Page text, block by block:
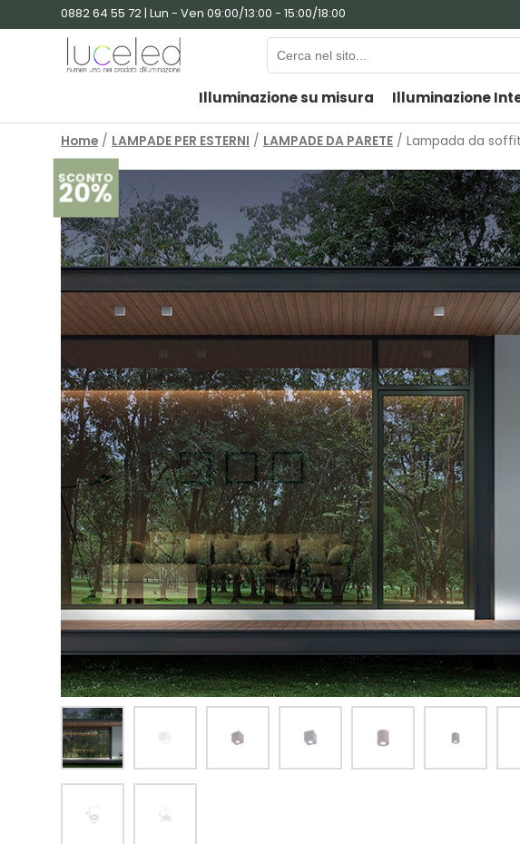
0882 64 55 72 | Lun - Ven 09:00/13:00 - 15:00/18:00
Illuminazione su misura Illuminazione
Home / LAMPADE PER ESTERNI / LAMPADE DA PARETE / Lampada da
SCONTO
20%